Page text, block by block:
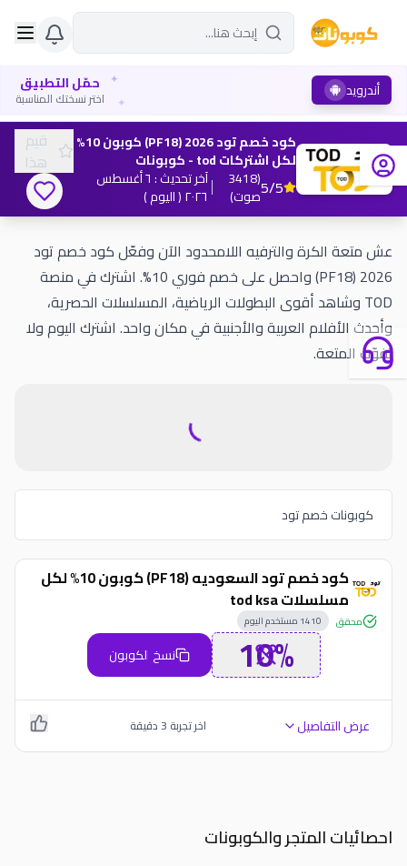
أندرويد حمّل التطبيق
اختر نسختك المناسبة
✦
✦
كود خصم تود 2026 (PF18) كوبون 10%
لكل اشتركات tod - كوبونات
5/5
(
3418
صوت)
آخر تحديث: ٦ أغسطس
٢٠٢٦( اليوم )
قيم
هذا
عش متعة الكرة والترفيه اللامحدود الآن وفعّل كود خصم تود
2026 (PF18) واحصل على خصم فوري 10%. اشترك في منصة
TOD وشاهد أقوى البطولات الرياضية، المسلسلات الحصرية،
وأحدث الأفلام العربية والأجنبية في مكان واحد. اشترك اليوم ولا
تفوّت المتعة.
كوبونات خصم تود
كود خصم تود السعوديه (PF18) كوبون 10% لكل
مسلسلات tod ksa
محقق 1410 مستخدم اليوم
10% نسخ الكوبون
عرض التفاصيل اخر تجربة 3دقيقة
احصائيات المتجر والكوبونات